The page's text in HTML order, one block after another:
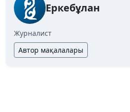
Еркебұлан
Журналист
Автор мақалалары